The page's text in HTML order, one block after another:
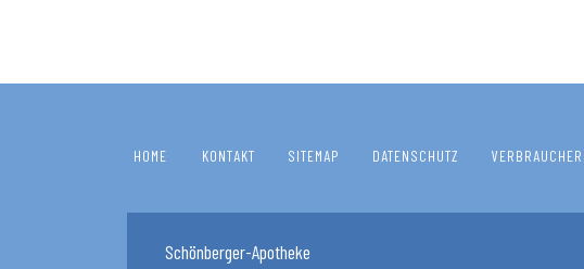
HOME KONTAKT SITEMAP DATENSCHUTZ
Schönberger-Apotheke